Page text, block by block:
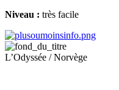
Niveau : très facile
L’Odyssée / Norvège